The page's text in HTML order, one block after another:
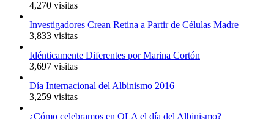
4,270 visitas
Investigadores Crean Retina a Partir de Células Madre
3,833 visitas
Idénticamente Diferentes por Marina Cortón
3,697 visitas
Día Internacional del Albinismo 2016
3,259 visitas
¿Cómo celebramos en OLA el día del Albinismo?